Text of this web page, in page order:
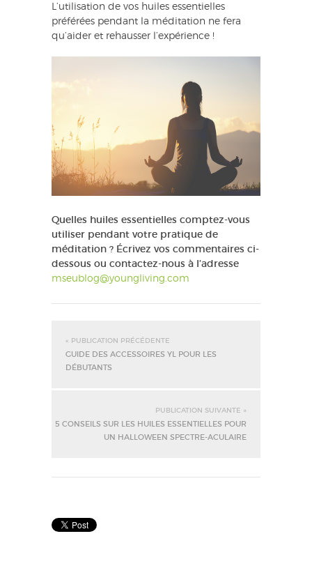
L’utilisation de vos huiles essentielles
préférées pendant la méditation ne fera
qu’aider et rehausser l’expérience !
Quelles huiles essentielles comptez-vous
utiliser pendant votre pratique de
méditation ? Écrivez vos commentaires ci-
dessous ou contactez-nous à l’adresse
mseublog@youngliving.com
« PUBLICATION PRÉCÉDENTE
GUIDE DES ACCESSOIRES YL POUR LES
DÉBUTANTS
PUBLICATION SUIVANTE »
5 CONSEILS SUR LES HUILES ESSENTIELLES POUR
UN HALLOWEEN SPECTRE-ACULAIRE